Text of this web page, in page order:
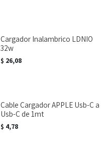
Cargador Inalambrico LDNIO
32w
$ 26,08
Cable Cargador APPLE Usb-C a
Usb-C de 1mt
$ 4,78